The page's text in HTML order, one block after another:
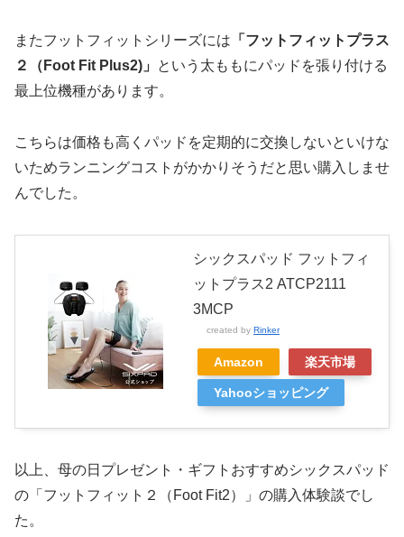
またフットフィットシリーズには 「フットフィットプラス
２（Foot Fit Plus2)」
という太ももにパッドを張り付ける
最上位機種があります。
こちらは価格も高くパッドを定期的に交換しないといけな
いためランニングコストがかかりそうだと思い購入しませ
んでした。
シックスパッド フットフィ
ットプラス2 ATCP2111
3MCP
created by Rinker
Amazon 楽天市場
Yahooショッピング
以上、母の日プレゼント・ギフトおすすめシックスパッド
の「フットフィット２（Foot Fit2）」の購入体験談でし
た。